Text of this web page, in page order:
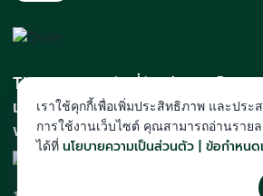
The Act สถาบันที่นักเรียนติดโควตา
และสายแพทย์มากที่สุดในภาคอีสาน
พร้อมทีมคณาจารย์เก็งข้อสอบแม่น
เราใช้คุกกี้เพื่อเพิ่มประสิทธิภาพ และปร
การใช้งานเว็บไซต์ คุณสามารถอ่านรายล
ได้ที่ นโยบายความเป็นส่วนตัว | ข้อกำหนด